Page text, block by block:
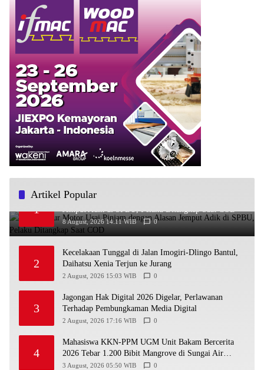
Artikel Popular
1
Bawa Kabur Motor Usai Pinjam dengan Alasan
Jemput Adik di SPBU, Pelaku Ditangkap Saat COD
8 August, 2026 14:11 WIB 0
2
Kecelakaan Tunggal di Jalan Imogiri-Dlingo Bantul,
Daihatsu Xenia Terjun ke Jurang
2 August, 2026 15:03 WIB 0
3
Jagongan Hak Digital 2026 Digelar, Perlawanan
Terhadap Pembungkaman Media Digital
2 August, 2026 17:16 WIB 0
4
Mahasiswa KKN-PPM UGM Unit Bakam Bercerita
2026 Tebar 1.200 Bibit Mangrove di Sungai Air
Layang
3 August, 2026 05:50 WIB 0